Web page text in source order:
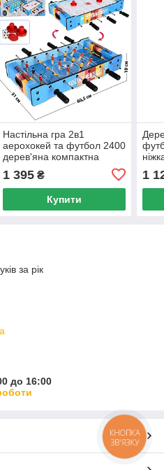
Настільна гра 2в1
аерохокей та футбол 2400
дерев'яна компактна
рахунком
1 395₴
Купити
1
за рік
до 16:00
КНОПКА
ЗВ'ЯЗКУ